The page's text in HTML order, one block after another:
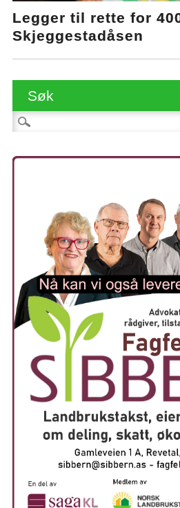
Legger til rette for
Skjeggestadåsen
Søk
Søk etter: